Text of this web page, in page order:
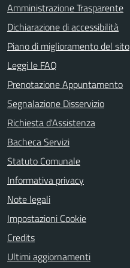
Amministrazione Trasparente
Dichiarazione di accessibilità
Piano di miglioramento del sito
Leggi le FAQ
Prenotazione Appuntamento
Segnalazione Disservizio
Richiesta d'Assistenza
Bacheca Servizi
Statuto Comunale
Informativa privacy
Note legali
Impostazioni Cookie
Credits
Ultimi aggiornamenti